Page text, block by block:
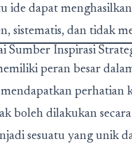
ide dapat
sistematis, dan tidak
Sumber Inspirasi
peran besar
perhatian
boleh dilakukan
sesuatu yang unik